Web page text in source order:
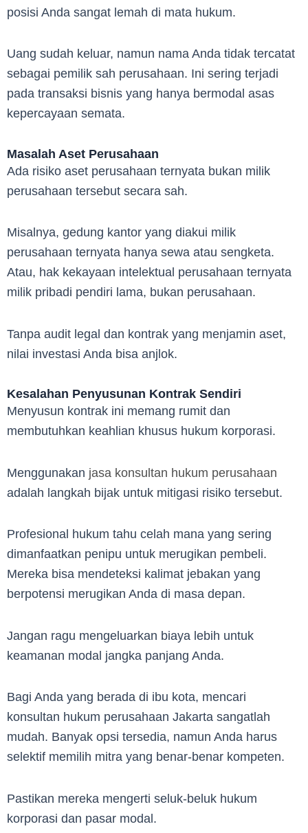
posisi Anda sangat lemah di mata hukum.
Uang sudah keluar, namun nama Anda tidak tercatat
sebagai pemilik sah perusahaan. Ini sering terjadi
pada transaksi bisnis yang hanya bermodal asas
kepercayaan semata.
Masalah Aset Perusahaan
Ada risiko aset perusahaan ternyata bukan milik
perusahaan tersebut secara sah.
Misalnya, gedung kantor yang diakui milik
perusahaan ternyata hanya sewa atau sengketa.
Atau, hak kekayaan intelektual perusahaan ternyata
milik pribadi pendiri lama, bukan perusahaan.
Tanpa audit legal dan kontrak yang menjamin aset,
nilai investasi Anda bisa anjlok.
Kesalahan Penyusunan Kontrak Sendiri
Menyusun kontrak ini memang rumit dan
membutuhkan keahlian khusus hukum korporasi.
Menggunakan jasa konsultan hukum perusahaan
adalah langkah bijak untuk mitigasi risiko tersebut.
Profesional hukum tahu celah mana yang sering
dimanfaatkan penipu untuk merugikan pembeli.
Mereka bisa mendeteksi kalimat jebakan yang
berpotensi merugikan Anda di masa depan.
Jangan ragu mengeluarkan biaya lebih untuk
keamanan modal jangka panjang Anda.
Bagi Anda yang berada di ibu kota, mencari
konsultan hukum perusahaan Jakarta sangatlah
mudah. Banyak opsi tersedia, namun Anda harus
selektif memilih mitra yang benar-benar kompeten.
Pastikan mereka mengerti seluk-beluk hukum
korporasi dan pasar modal.